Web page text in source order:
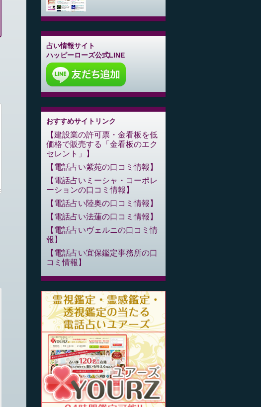
占い情報サイト
ハッピーローズ公式LINE
おすすめサイトリンク
建設業の許可票・金看板を低
価格で販売する「金看板のエク
セレント」
電話占い紫苑の口コミ情報
電話占いミーシャ・コーポレ
ーションの口コミ情報
電話占い陸奥の口コミ情報
電話占い法蓮の口コミ情報
電話占いヴェルニの口コミ情
報
電話占い宜保鑑定事務所の口
コミ情報